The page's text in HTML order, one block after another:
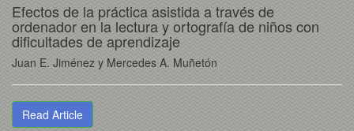
Efectos de la práctica asistida a través de
ordenador en la lectura y ortografía de niños con
dificultades de aprendizaje
Juan E. Jiménez y Mercedes A. Muñetón
Read Article